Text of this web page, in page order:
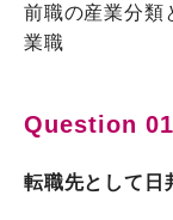
前職の産業分類
業職
Question 01
転職先として日